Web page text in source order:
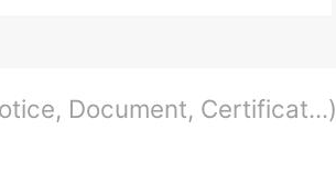
Document, Certificat...)